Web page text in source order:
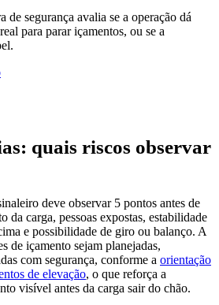
de segurança avalia se a operação dá
para parar içamentos, ou se a
quais riscos observar
deve observar 5 pontos antes de
da carga, pessoas expostas, estabilidade
e possibilidade de giro ou balanço. A
de içamento sejam planejadas,
com segurança, conforme a orientação
de elevação, o que reforça a
visível antes da carga sair do chão.